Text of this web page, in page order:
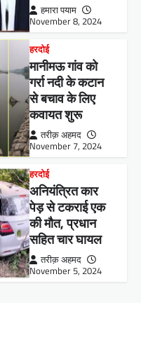
हमारा पयाम
November 8, 2024
हरदोई
मानीमऊ गांव को
गर्रा नदी के कटान
से बचाव के लिए
कवायत शुरू
तरीक़ अहमद
November 7, 2024
हरदोई
अनियंत्रित कार
पेड़ से टकराई एक
की मौत, प्रधान
सहित चार घायल
तरीक़ अहमद
November 5, 2024